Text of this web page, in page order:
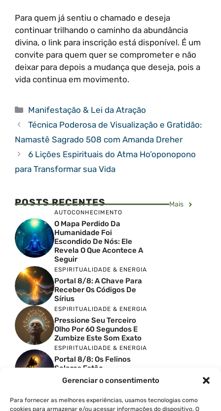
Gerenciar o consentimento
Para fornecer as melhores experiências, usamos tecnologias como
cookies para armazenar e/ou acessar informações do dispositivo. O
Para quem já sentiu o chamado e deseja
continuar trilhando o caminho da abundância
divina, o link para inscrição está disponível. É um
convite para quem quer se comprometer e não
deixar para depois a mudança que deseja, pois a
vida continua em movimento.
Categorias
Manifestação & Lei da Atração
Técnica Poderosa de Visualização e Gratidão:
Namastê Sagrado 508 com Amanda Dreher
6 Lições Espirituais do Atma Ho’oponopono
para Transformar sua Vida
POSTS RECENTES Mais
AUTOCONHECIMENTO
O Mapa Perdido Da
Humanidade Foi
Escondido De Nós: Ele
Revela O Que Acontece A
Seguir
ESPIRITUALIDADE & ENERGIA
Portal 8/8: A Chave Para
Receber Os Códigos De
Sírius
ESPIRITUALIDADE & ENERGIA
Pressione Seu Terceiro
Olho Por 60 Segundos E
Zumbize Este Som Exato
ESPIRITUALIDADE & ENERGIA
Portal 8/8: Os Felinos
Solares Estão
Despertando Antigas
Memórias
Urgente: Portal 8/8 Abre